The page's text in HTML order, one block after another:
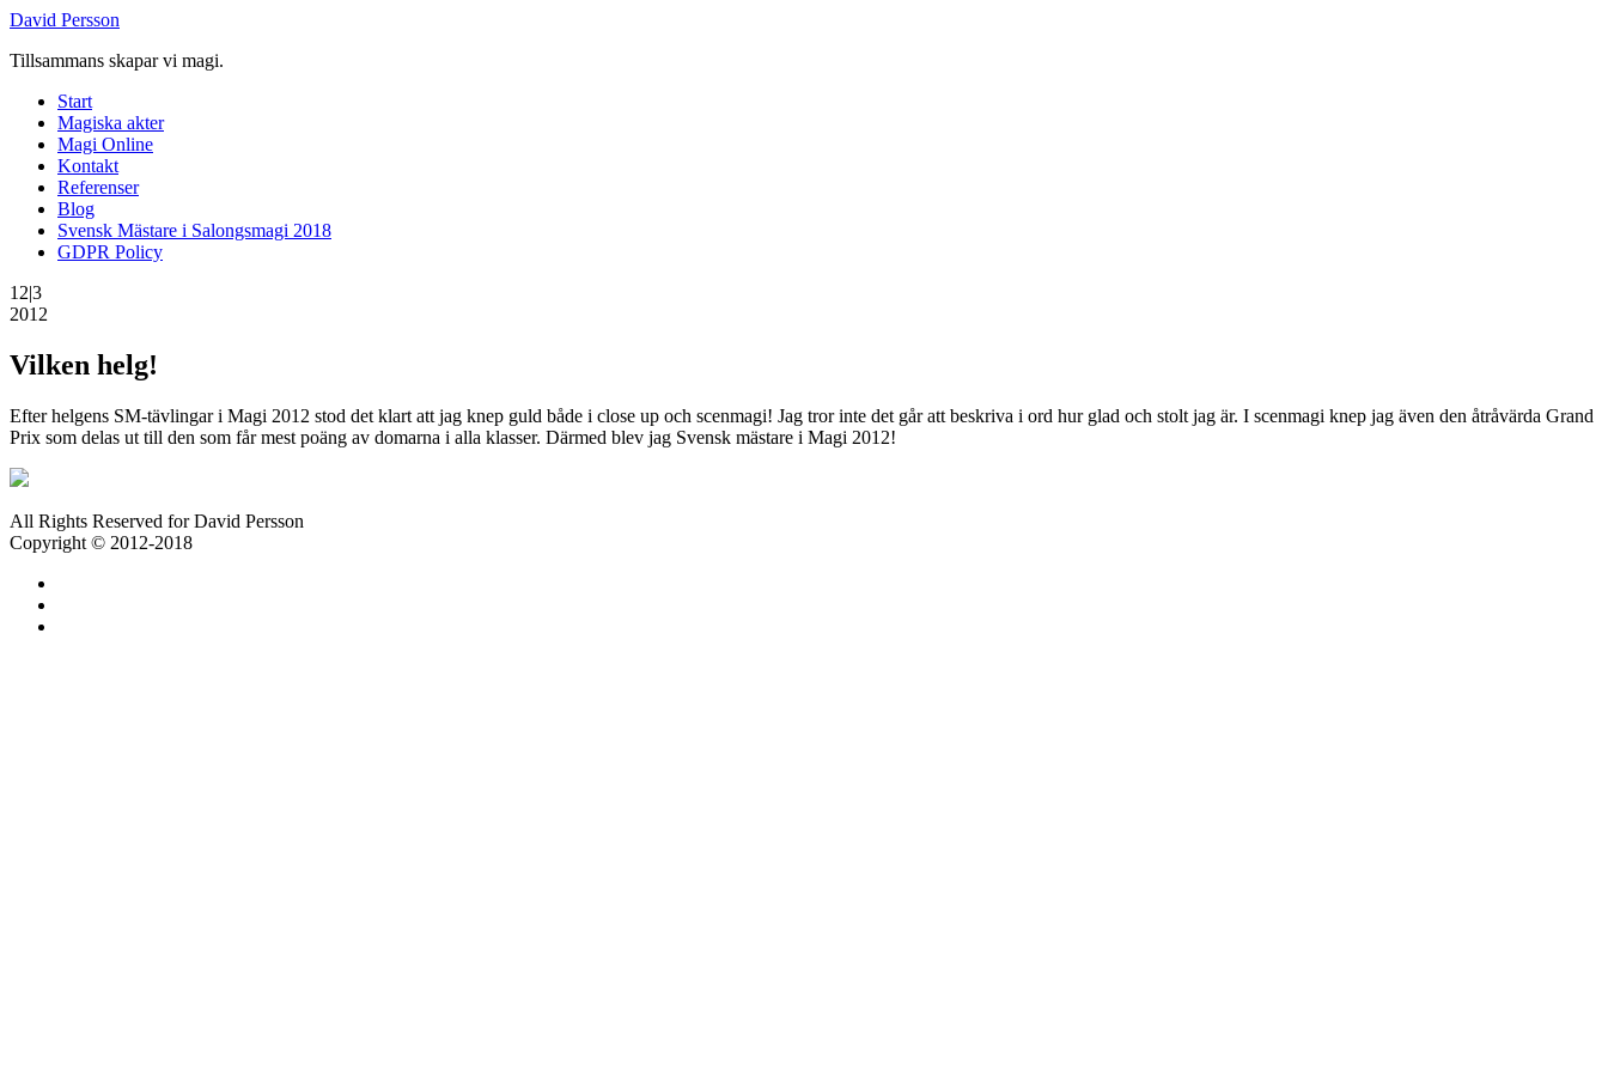
David Persson
Tillsammans skapar vi magi.
Start
Magiska akter
Magi Online
Kontakt
Referenser
Blog
Svensk Mästare i Salongsmagi 2018
GDPR Policy
12|3
2012
Vilken helg!
Efter helgens SM-tävlingar i Magi 2012 stod det klart att jag knep guld både i close up och scenmagi! Jag tror inte det går att beskriva i ord hur glad och stolt jag är. I scenmagi knep jag även den åtråvärda Grand
Prix som delas ut till den som får mest poäng av domarna i alla klasser. Därmed blev jag Svensk mästare i Magi 2012!
All Rights Reserved for David Persson
Copyright © 2012-2018